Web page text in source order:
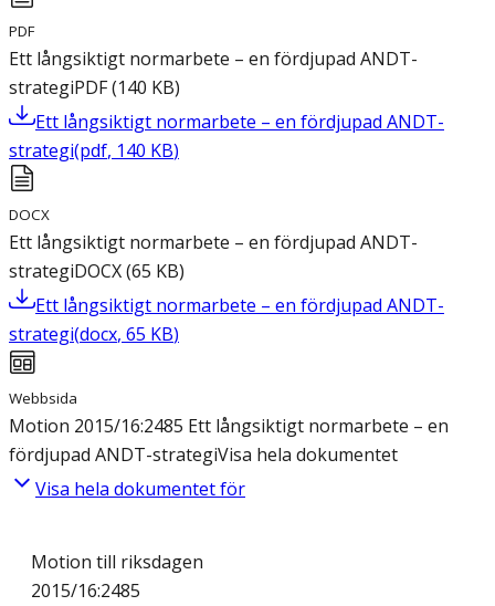
PDF
Ett långsiktigt normarbete – en fördjupad ANDT-
strategiPDF(140 KB)
Ett långsiktigt normarbete – en fördjupad ANDT-
strategi(pdf, 140 KB)
DOCX
Ett långsiktigt normarbete – en fördjupad ANDT-
strategiDOCX(65 KB)
Ett långsiktigt normarbete – en fördjupad ANDT-
strategi(docx, 65 KB)
Webbsida
Motion 2015/16:2485 Ett långsiktigt normarbete – en
fördjupad ANDT-strategiVisa hela dokumentet
Visa hela dokumentet för
Motion till riksdagen
2015/16:2485